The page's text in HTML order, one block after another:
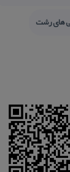
های رشت